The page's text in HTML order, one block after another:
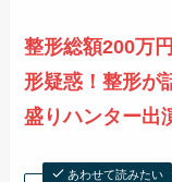
整形総額200万
形疑惑！整形が
盛りハンター
あわせて読みたい